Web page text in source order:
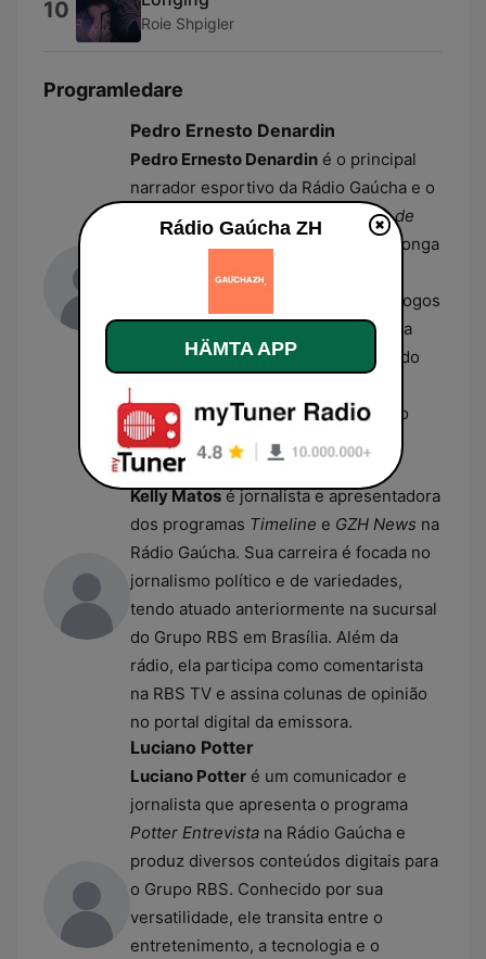
10 Roie Shpigler
Programledare
Pedro Ernesto Denardin
Pedro Ernesto Denardin é o principal
narrador esportivo da Rádio Gaúcha e o
mediador titular do programa
Sala de
há vários anos. Com uma longa
trajetória no rádio gaúcho, ele é
conhecido por narrar os principais jogos
da dupla Gre-Nal e por sua presença
marcante em coberturas de Copas do
Mundo. Além do rádio, atua como
colunista de esportes no jornal Zero
Hora e no portal GZH.
Kelly Matos
Kelly Matosé jornalista e apresentadora
dos programas Timeline e GZH News na
Rádio Gaúcha. Sua carreira é focada no
jornalismo político e de variedades,
tendo atuado anteriormente na sucursal
do Grupo RBS em Brasília. Além da
rádio, ela participa como comentarista
na RBS TV e assina colunas de opinião
no portal digital da emissora.
Luciano Potter
Luciano Potter é um comunicador e
jornalista que apresenta o programa
Potter Entrevista na Rádio Gaúcha e
produz diversos conteúdos digitais para
o Grupo RBS. Conhecido por sua
versatilidade, ele transita entre o
entretenimento, a tecnologia e o
Rádio Gaúcha ZH
HÄMTA APP